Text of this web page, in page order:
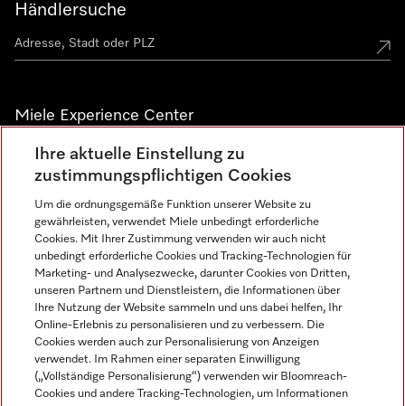
Händlersuche
Miele Experience Center
Alle Miele Experience Center anzeigen
Newsletter
Miele auf Instagram
Miele auf Facebook
Miele auf Youtube
Ihre aktuelle Einstellung zu
zustimmungspflichtigen Cookies
Um die ordnungsgemäße Funktion unserer Website zu
gewährleisten, verwendet Miele unbedingt erforderliche
Cookies. Mit Ihrer Zustimmung verwenden wir auch nicht
unbedingt erforderliche Cookies und Tracking-Technologien für
Marketing- und Analysezwecke, darunter Cookies von Dritten,
unseren Partnern und Dienstleistern, die Informationen über
Ihre Nutzung der Website sammeln und uns dabei helfen, Ihr
Online-Erlebnis zu personalisieren und zu verbessern. Die
Cookies werden auch zur Personalisierung von Anzeigen
verwendet. Im Rahmen einer separaten Einwilligung
(„Vollständige Personalisierung“) verwenden wir Bloomreach-
Cookies und andere Tracking-Technologien, um Informationen